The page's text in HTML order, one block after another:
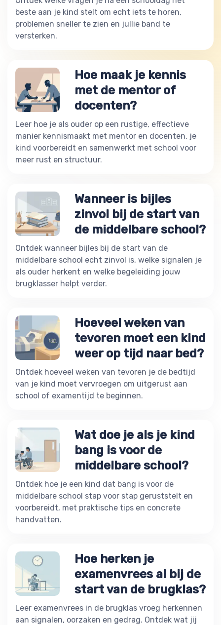
beste aan je kind stelt om echt iets te horen,
problemen sneller te zien en jullie band te
versterken.
Hoe maak je kennis
met de mentor of
docenten?
Leer hoe je als ouder op een rustige, effectieve
manier kennismaakt met mentor en docenten, je
kind voorbereidt en samenwerkt met school voor
meer rust en structuur.
Wanneer is bijles
zinvol bij de start van
de middelbare school?
Ontdek wanneer bijles bij de start van de
middelbare school echt zinvol is, welke signalen je
als ouder herkent en welke begeleiding jouw
brugklasser helpt verder.
Hoeveel weken van
tevoren moet een kind
weer op tijd naar bed?
Ontdek hoeveel weken van tevoren je de bedtijd
van je kind moet vervroegen om uitgerust aan
school of examentijd te beginnen.
Wat doe je als je kind
bang is voor de
middelbare school?
Ontdek hoe je een kind dat bang is voor de
middelbare school stap voor stap geruststelt en
voorbereidt, met praktische tips en concrete
handvatten.
Hoe herken je
examenvrees al bij de
start van de brugklas?
Leer examenvrees in de brugklas vroeg herkennen
aan signalen, oorzaken en gedrag. Ontdek wat jij